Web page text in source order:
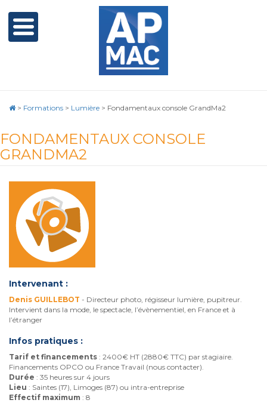
> Formations > Lumière > Fondamentaux console GrandMa2
FONDAMENTAUX CONSOLE
GRANDMA2
Intervenant :
Denis GUILLEBOT - Directeur photo, régisseur lumière, pupitreur.
Intervient dans la mode, le spectacle, l’évènementiel, en France et à
l’étranger
Infos pratiques :
Tarif et financements : 2400€ HT (2880€ TTC) par stagiaire.
Financements OPCO ou France Travail (nous contacter).
Durée : 35 heures sur 4 jours
Lieu : Saintes (17), Limoges (87) ou intra-entreprise
Effectif maximum : 8